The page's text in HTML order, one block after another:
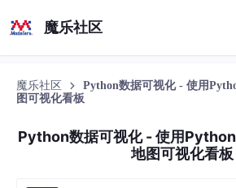
魔乐社区
魔乐社区
Python数据可视化 - 使用
图可视化看板
Python数据可视化 - 使用
地图可视化看板